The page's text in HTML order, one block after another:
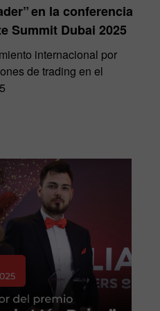
en la conferencia
Summit Dubai 2025
internacional por
de trading en el